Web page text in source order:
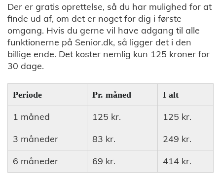
Der er gratis oprettelse, så du har mulighed for at
finde ud af, om det er noget for dig i første
omgang. Hvis du gerne vil have adgang til alle
funktionerne på Senior.dk, så ligger det i den
billige ende. Det koster nemlig kun 125 kroner for
30 dage.
Periode Pr. måned I alt
1 måned 125 kr.
125 kr.
3 måneder
83 kr.
249 kr.
6 måneder
69 kr. 414 kr.